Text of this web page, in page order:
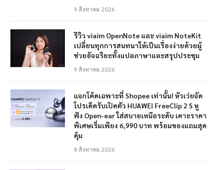
9 สิงหาคม 2026
รีวิว viaim OpenNote และ viaim NoteKit
เปลี่ยนทุกการสนทนาให้เป็นเรื่องง่ายด้วยผู้
ช่วยอัจฉริยะทั้งแปลภาษาและสรุปประชุม
9 สิงหาคม 2026
แจกโค้ดเฉพาะที่ Shopee เท่านั้น! หัวเว่ยจัด
โปรเด็ดรับเปิดตัว HUAWEI FreeClip 2 S หู
ฟัง Open-ear ใส่สบายเหนือระดับ เคาะราคา
พิเศษเริ่มเพียง 6,990 บาท พร้อมของแถมสุด
คุ้ม
8 สิงหาคม 2026